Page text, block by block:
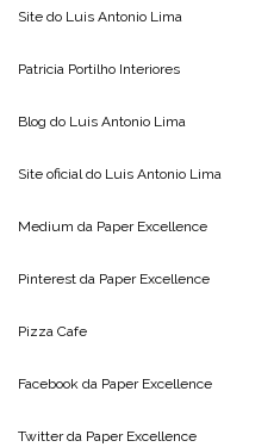
Site do Luis Antonio Lima
Patricia Portilho Interiores
Blog do Luis Antonio Lima
Site oficial do Luis Antonio Lima
Medium da Paper Excellence
Pinterest da Paper Excellence
Pizza Cafe
Facebook da Paper Excellence
Twitter da Paper Excellence